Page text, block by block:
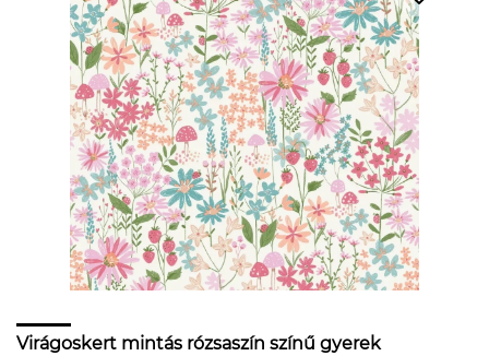
Virágoskert mintás rózsaszín színű gyerek